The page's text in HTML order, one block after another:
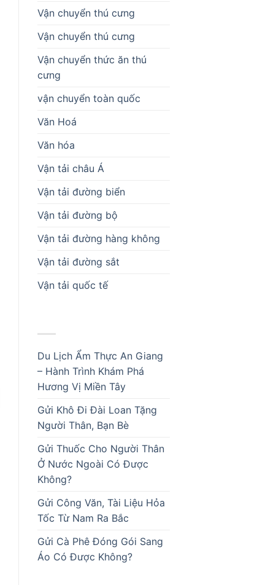
Vận chuyển thú cưng
Vận chuyển thú cưng
Vận chuyển thức ăn thú
cưng
vận chuyển toàn quốc
Văn Hoá
Văn hóa
Vận tải châu Á
Vận tải đường biển
Vận tải đường bộ
Vận tải đường hàng không
Vận tải đường sắt
Vận tải quốc tế
Du Lịch Ẩm Thực An Giang
– Hành Trình Khám Phá
Hương Vị Miền Tây
Gửi Khô Đi Đài Loan Tặng
Người Thân, Bạn Bè
Gửi Thuốc Cho Người Thân
Ở Nước Ngoài Có Được
Không?
Gửi Công Văn, Tài Liệu Hỏa
Tốc Từ Nam Ra Bắc
Gửi Cà Phê Đóng Gói Sang
Áo Có Được Không?